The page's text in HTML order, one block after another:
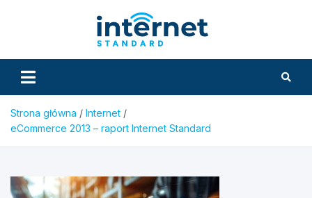
Strona główna
Internet
eCommerce 2013 – raport Internet Standard